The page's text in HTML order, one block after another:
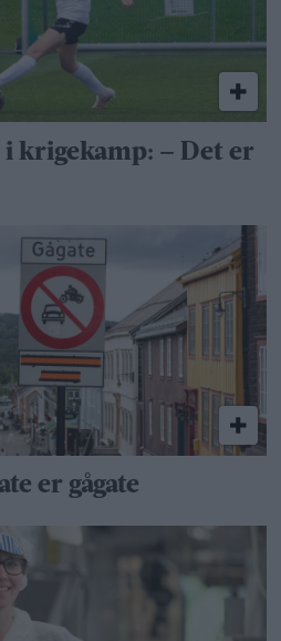
krigekamp: – Det er
er gågate